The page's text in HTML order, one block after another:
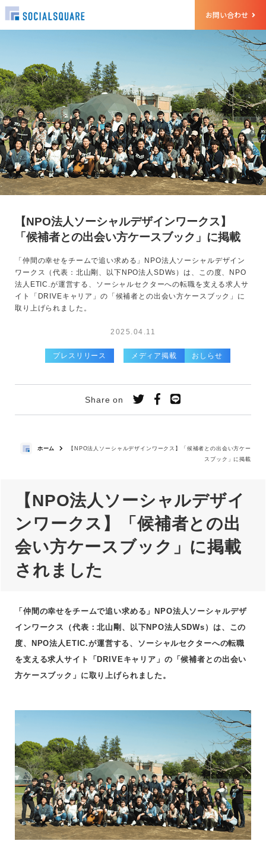
お問い合わせ
【NPO法人ソーシャルデザインワークス】
「候補者との出会い方ケースブック」に掲載
「仲間の幸せをチームで追い求める」NPO法人ソーシャルデザイン
ワークス（代表：北山剛、以下NPO法人SDWs）は、この度、NPO
法人ETIC.が運営する、ソーシャルセクターへの転職を支える求人サ
イト「DRIVEキャリア」の「候補者との出会い方ケースブック」に
取り上げられました。
2025.04.11
プレスリリース メディア掲載 おしらせ
Share on
ホーム
【NPO法人ソーシャルデザインワークス】「候補者との出会い方ケー
スブック」に掲載
【NPO法人ソーシャルデザイ
ンワークス】「候補者との出
会い方ケースブック 」に掲載
されました
「仲間の幸せをチームで追い求める」NPO法人ソーシャルデザ
インワークス（代表：北山剛、以下NPO法人SDWs） は、この
度、NPO法人ETIC.が運営する、ソーシャルセクターへの転職
を支える求人サイト「DRIVEキャリア」の「候補者との出会い
方ケースブック」に取り上げられました。